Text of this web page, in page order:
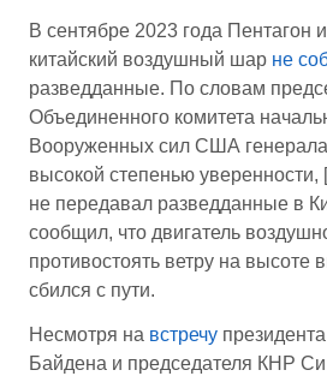
В сентябре 2023 года Пентагон
китайский воздушный шар не
разведданные. По словам
Объединенного комитета
Вооруженных сил США
высокой степенью
не передавал разведданные в
сообщил, что двигатель
противостоять ветру на
сбился с пути.
Несмотря на встречу
Байдена и председателя КНР